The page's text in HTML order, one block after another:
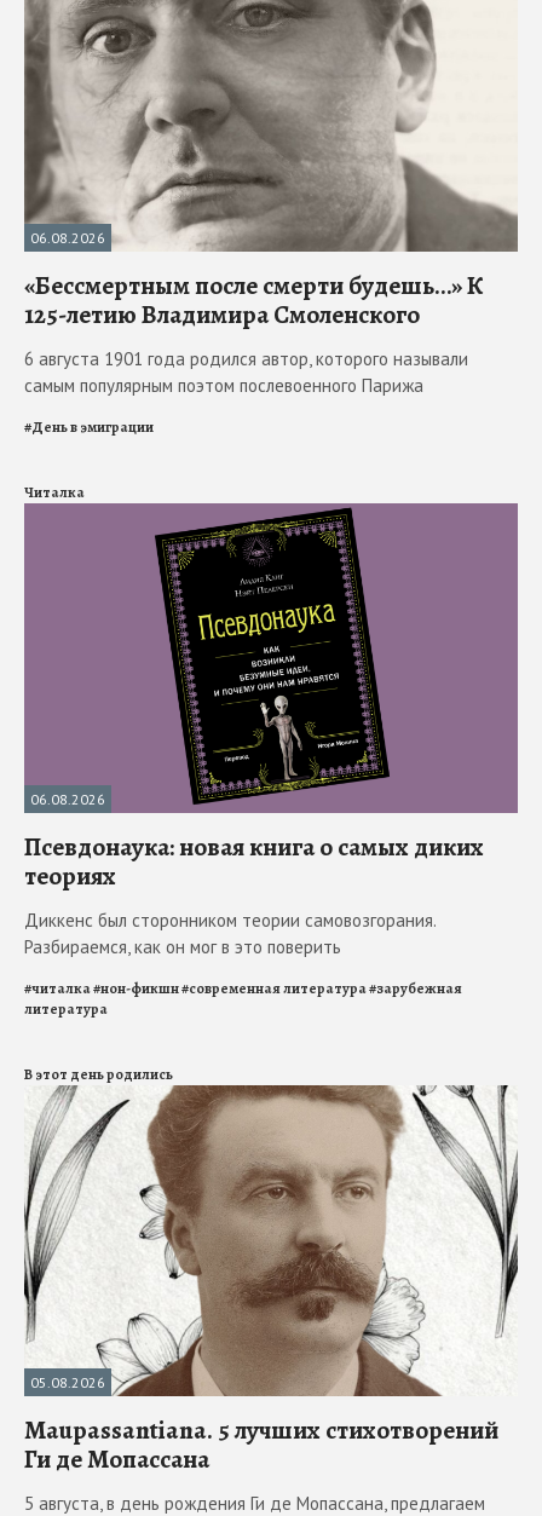
06.08.2026
«Бессмертным после смерти будешь…» К
125-летию Владимира Смоленского
6 августа 1901 года родился автор, которого называли
самым популярным поэтом послевоенного Парижа
#День в эмиграции
Читалка
06.08.2026
Псевдонаука: новая книга о самых диких
теориях
Диккенс был сторонником теории самовозгорания.
Разбираемся, как он мог в это поверить
#читалка#нон-фикшн#современная литература#зарубежная
литература
В этот день родились
05.08.2026
Maupassantiana. 5 лучших стихотворений
Ги де Мопассана
5 августа, в день рождения Ги де Мопассана, предлагаем